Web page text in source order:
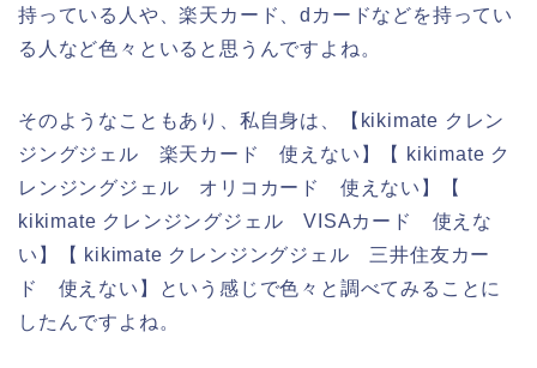
持っている人や、楽天カード、dカードなどを持ってい
る人など色々といると思うんですよね。
そのようなこともあり、私自身は、【kikimate クレン
ジングジェル 楽天カード 使えない】【 kikimate ク
レンジングジェル オリコカード 使えない】【
kikimate クレンジングジェル VISAカード 使えな
い】【 kikimate クレンジングジェル 三井住友カー
ド 使えない】という感じで色々と調べてみることに
したんですよね。